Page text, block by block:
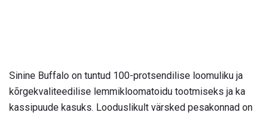
Sinine Buffalo on tuntud 100-protsendilise loomuliku ja
kõrgekvaliteedilise lemmikloomatoidu tootmiseks ja ka
kassipuude kasuks. Looduslikult värsked pesakonnad on